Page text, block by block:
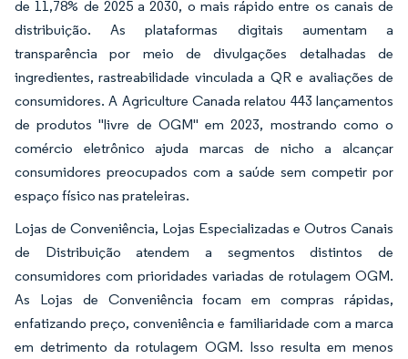
de 11,78% de 2025 a 2030, o mais rápido entre os canais de
distribuição. As plataformas digitais aumentam a
transparência por meio de divulgações detalhadas de
ingredientes, rastreabilidade vinculada a QR e avaliações de
consumidores. A Agriculture Canada relatou 443 lançamentos
de produtos "livre de OGM" em 2023, mostrando como o
comércio eletrônico ajuda marcas de nicho a alcançar
consumidores preocupados com a saúde sem competir por
espaço físico nas prateleiras.
Lojas de Conveniência, Lojas Especializadas e Outros Canais
de Distribuição atendem a segmentos distintos de
consumidores com prioridades variadas de rotulagem OGM.
As Lojas de Conveniência focam em compras rápidas,
enfatizando preço, conveniência e familiaridade com a marca
em detrimento da rotulagem OGM. Isso resulta em menos